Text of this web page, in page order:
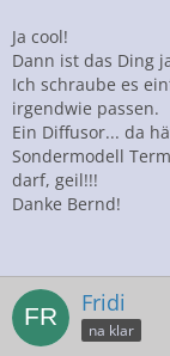
Ja cool!
Dann ist das Ding
Ich schraube es
irgendwie passen.
Ein Diffusor... da
Sondermodell
darf, geil!!!
Danke Bernd!
Fridi
na klar